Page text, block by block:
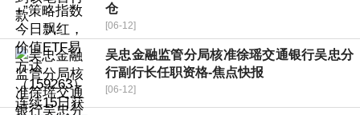
仓
[06-12]
吴忠金融监管分局核准徐瑶交通银行吴忠分
行副行长任职资格-焦点快报
[06-12]